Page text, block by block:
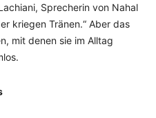
Sprecherin von Nahal
kriegen Tränen.“ Aber das
mit denen sie im Alltag